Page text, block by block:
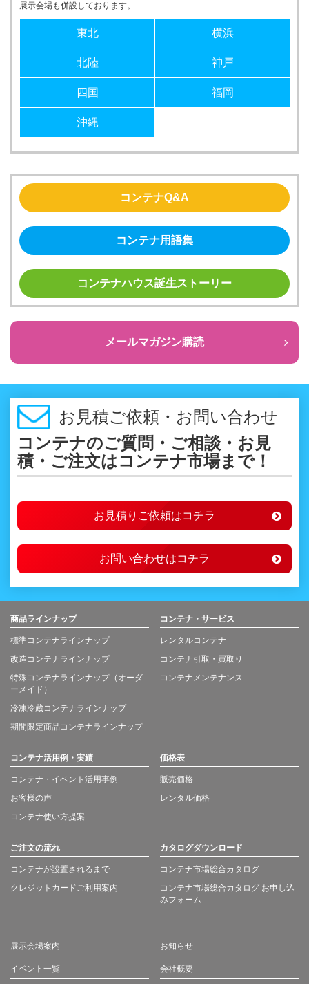
展示会場も併設しております。
東北 横浜
北陸 神戸
四国 福岡
沖縄
コンテナQ&A
コンテナ用語集
コンテナハウス誕生ストーリー
メールマガジン購読
お見積ご依頼・お問い合わせ
コンテナのご質問・ご相談・お見
積・ご注文はコンテナ市場まで！
お見積りご依頼はコチラ
お問い合わせはコチラ
商品ラインナップ
標準コンテナラインナップ
改造コンテナラインナップ
特殊コンテナラインナップ（オーダ
ーメイド）
冷凍冷蔵コンテナラインナップ
期間限定商品コンテナラインナップ
コンテナ・サービス
レンタルコンテナ
コンテナ引取・買取り
コンテナメンテナンス
コンテナ活用例・実績
コンテナ・イベント活用事例
お客様の声
コンテナ使い方提案
価格表
販売価格
レンタル価格
ご注文の流れ
コンテナが設置されるまで
クレジットカードご利用案内
カタログダウンロード
コンテナ市場総合カタログ
コンテナ市場総合カタログ お申し込
みフォーム
展示会場案内 お知らせ
イベント一覧 会社概要